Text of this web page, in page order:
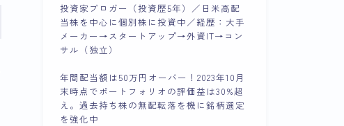
投資家ブロガー（投資歴5年）／日米高配
当株を中心に個別株に投資中／経歴：大手
メーカー→スタートアップ→外資IT→コン
サル（独立）
年間配当額は50万円オーバー！2023年10月
末時点でポートフォリオの評価益は30%超
え。過去持ち株の無配転落を機に銘柄選定
を強化中